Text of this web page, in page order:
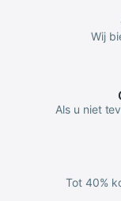
Wij
Als u niet
Tot 40%